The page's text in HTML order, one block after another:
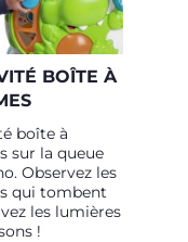
BOÎTE À
boîte à
sur la queue
Observez les
qui tombent
les lumières
!